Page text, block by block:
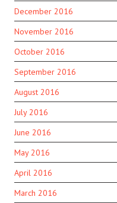
December 2016
November 2016
October 2016
September 2016
August 2016
July 2016
June 2016
May 2016
April 2016
March 2016